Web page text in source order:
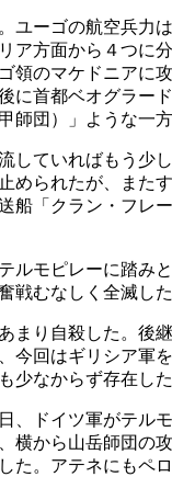
ーゴの航空兵力
方面から４つ
のマケドニアに
首都ベオグラ
団）」ような一方
ていればもう少
られたが、ま
「クラン・フ
モピレーに踏み
戦むなしく全滅した
り自殺した。後
回はギリシア
なからず存在し
ドイツ軍がテル
から山岳師団の
。アテネにも